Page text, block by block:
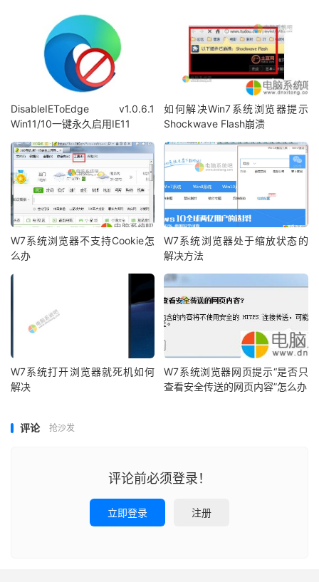
DisableIEToEdge v1.0.6.1
Win11/10一键永久启用IE11
如何解决Win7系统浏览器提示
Shockwave Flash崩溃
W7系统浏览器不支持Cookie怎
么办
W7系统浏览器处于缩放状态的
解决方法
W7系统打开浏览器就死机如何
解决
W7系统浏览器网页提示“是否只
查看安全传送的网页内容”怎么办
评论 抢沙发
评论前必须登录！
立即登录 注册